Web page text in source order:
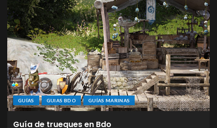
GUÍAS GUIAS BDO GUÍAS MARINAS
Guía de trueques en Bdo